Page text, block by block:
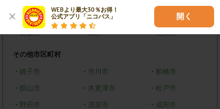
WEBより最大30％お得！
公式アプリ「ニコパス」
開く
・ 中央区 ・花見川区
・若葉区 ・緑区 ・美浜区
その他市区町村
・ 銚子市 ・ 市川市 ・ 船橋市
・ 館山市 ・ 木更津市 ・松戸市
・ 野田市 ・ 茂原市 ・ 成田市